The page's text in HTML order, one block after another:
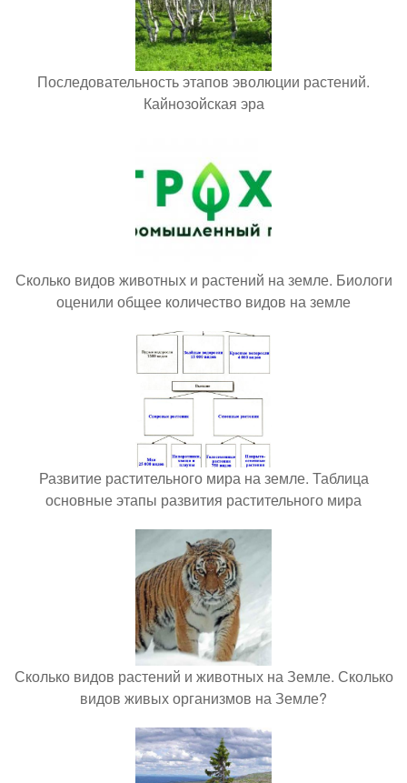
Последовательность этапов эволюции растений.
Кайнозойская эра
Сколько видов животных и растений на земле. Биологи
оценили общее количество видов на земле
Развитие растительного мира на земле. Таблица
основные этапы развития растительного мира
Сколько видов растений и животных на Земле. Сколько
видов живых организмов на Земле?